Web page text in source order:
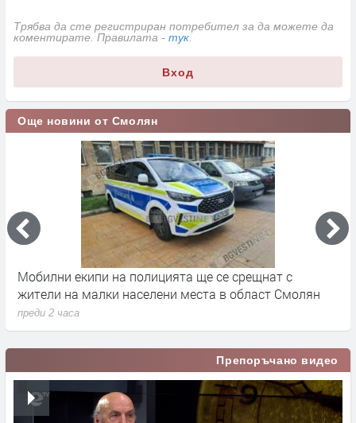
Трябва да сте регистриран потребител за да можете да
коментирате. Правилата - тук
Вход
Още новини от Смолян
Мобилни екипи на полицията ще се срещнат с
жители на малки населени места в област Смолян
преди 2 часа
Препоръчано видео